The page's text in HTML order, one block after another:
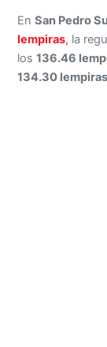
EnSan Pedro
lempiras, la
los136.46
134.30 lempiras